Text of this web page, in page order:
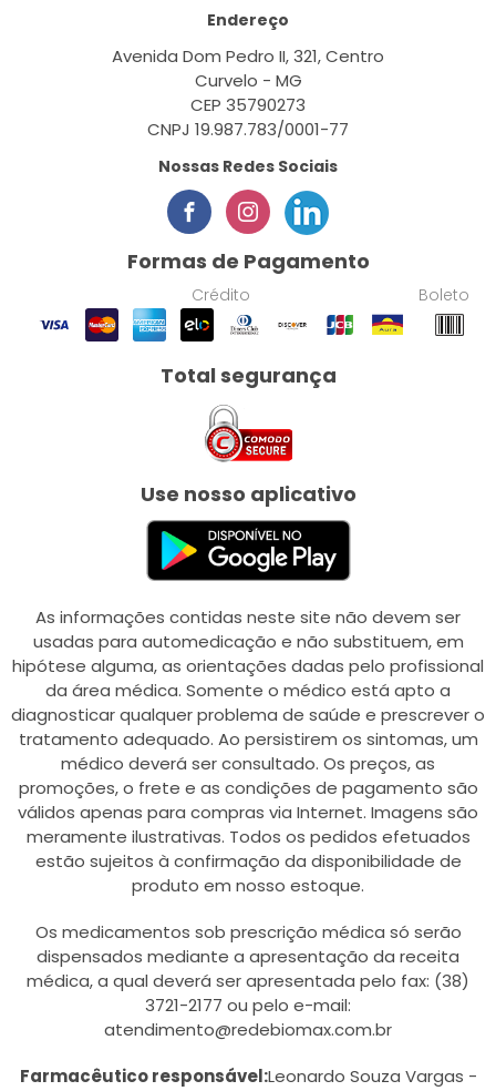
Endereço
Avenida Dom Pedro II, 321, Centro
Curvelo - MG
CEP 35790273
CNPJ 19.987.783/0001-77
Nossas Redes Sociais
Formas de Pagamento
Crédito Boleto
Total segurança
Use nosso aplicativo
As informações contidas neste site não devem ser
usadas para automedicação e não substituem, em
hipótese alguma, as orientações dadas pelo profissional
da área médica. Somente o médico está apto a
diagnosticar qualquer problema de saúde e prescrever o
tratamento adequado. Ao persistirem os sintomas, um
médico deverá ser consultado. Os preços, as
promoções, o frete e as condições de pagamento são
válidos apenas para compras via Internet. Imagens são
meramente ilustrativas. Todos os pedidos efetuados
estão sujeitos à confirmação da disponibilidade de
produto em nosso estoque.
Os medicamentos sob prescrição médica só serão
dispensados mediante a apresentação da receita
médica, a qual deverá ser apresentada pelo fax: (38)
3721-2177 ou pelo e-mail:
atendimento@redebiomax.com.br
Farmacêutico responsável:Leonardo Souza Vargas -